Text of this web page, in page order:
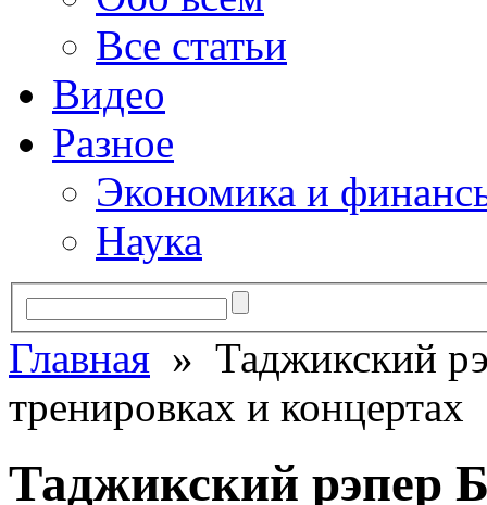
Все статьи
Видео
Разное
Экономика и
Наука
Главная » Таджикский
тренировках и концертах
Таджикский рэпер